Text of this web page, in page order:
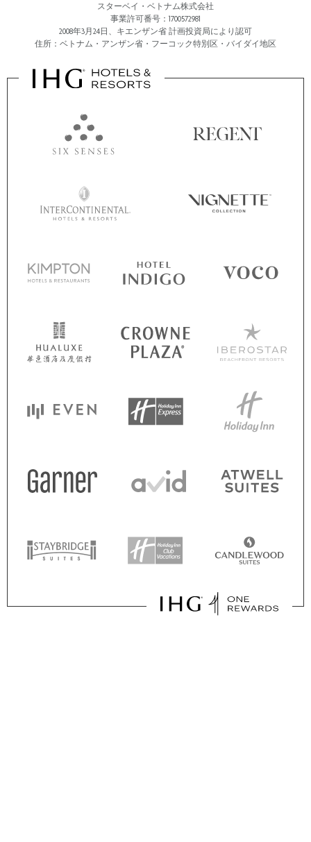
スターベイ・ベトナム株式会社
事業許可番号：1700572981
2008年3月24日、キエンザン省 計画投資局により認可
住所：ベトナム・アンザン省・フーコック特別区・バイダイ地区